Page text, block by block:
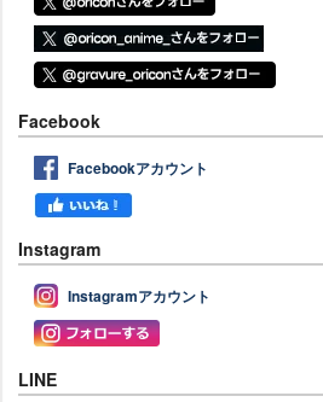
Facebook
Facebookアカウント
Instagram
Instagramアカウント
LINE